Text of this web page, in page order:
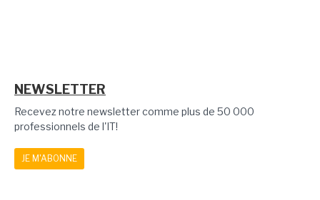
NEWSLETTER
Recevez notre newsletter comme plus de 50 000
professionnels de l'IT!
JE M'ABONNE